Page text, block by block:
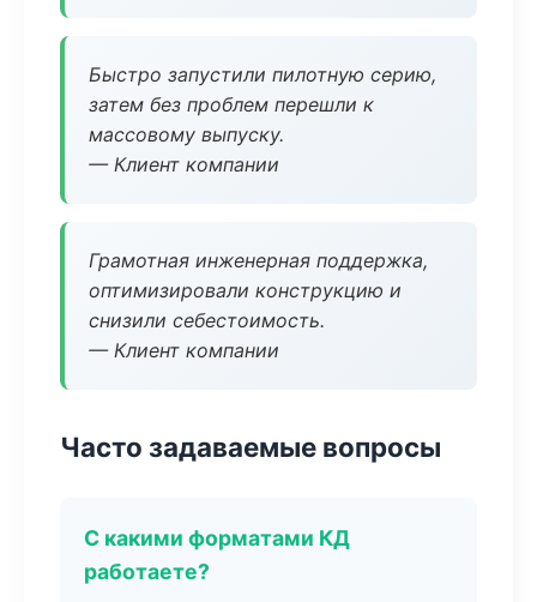
Быстро запустили пилотную серию,
затем без проблем перешли к
массовому выпуску.
— Клиент компании
Грамотная инженерная поддержка,
оптимизировали конструкцию и
снизили себестоимость.
— Клиент компании
Часто задаваемые вопросы
С какими форматами КД
работаете?